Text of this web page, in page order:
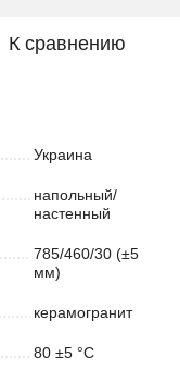
К сравнению
Украина
напольный/
настенный
785/460/30 (±5
мм)
керамогранит
80 ±5 °С